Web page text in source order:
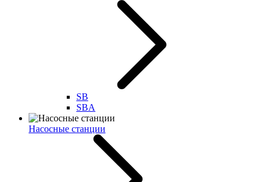
SB
SBA
Насосные станции